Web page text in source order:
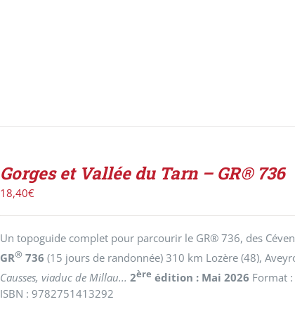
Gorges et Vallée du Tarn – GR® 736
18,40€
Un topoguide complet pour parcourir le GR® 736, des
GR® 736(15 jours de randonnée) 310 km Lozère (48),
Causses, viaduc de Millau... 2ère édition : Mai 2026 Format
ISBN : 9782751413292